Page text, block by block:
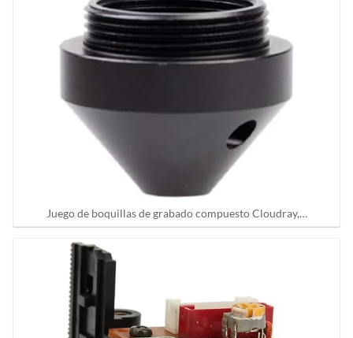
Juego de boquillas de grabado compuesto Cloudray,…